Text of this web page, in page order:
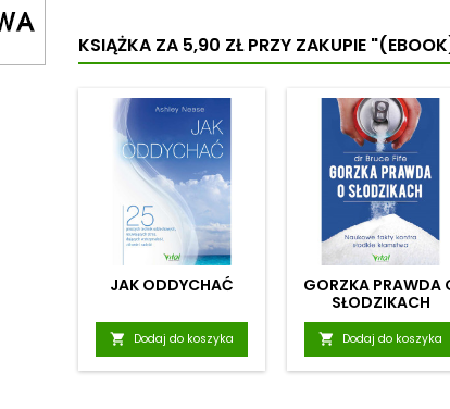
KSIĄŻKA ZA 5,90 ZŁPRZY ZAKUPIE
JAK ODDYCHAĆ
 Dodaj do koszyka
GORZKA PRAWDA
SŁODZIKACH
 Dodaj do koszyka